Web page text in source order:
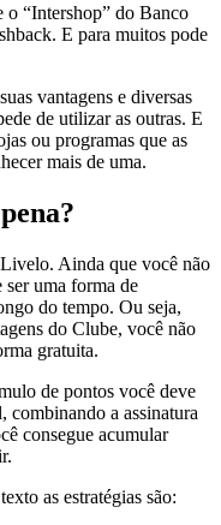
o “Intershop” do Banco
E para muitos pode
vantagens e diversas
de utilizar as outras. E
ou programas que as
mais de uma.
Ainda que você não
uma forma de
do tempo. Ou seja,
do Clube, você não
gratuita.
de pontos você deve
a assinatura
consegue acumular
as estratégias são: